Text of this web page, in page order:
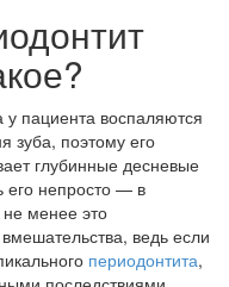
у пациента воспаляются
зуба, поэтому его
глубинные десневые
его непросто — в
менее это
ведь если
периодонтита,